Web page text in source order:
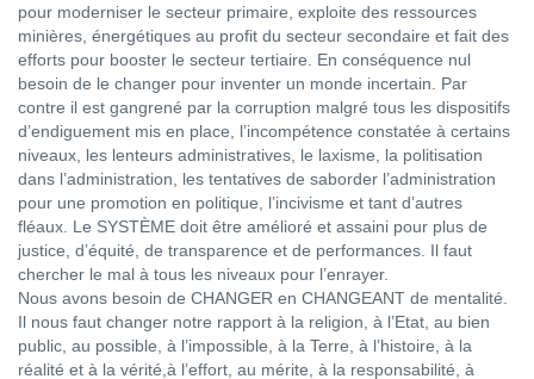
pour moderniser le secteur primaire, exploite des ressources
minières, énergétiques au profit du secteur secondaire et fait des
efforts pour booster le secteur tertiaire. En conséquence nul
besoin de le changer pour inventer un monde incertain. Par
contre il est gangrené par la corruption malgré tous les dispositifs
d’endiguement mis en place, l’incompétence constatée à certains
niveaux, les lenteurs administratives, le laxisme, la politisation
dans l’administration, les tentatives de saborder l’administration
pour une promotion en politique, l’incivisme et tant d’autres
fléaux. Le SYSTÈME doit être amélioré et assaini pour plus de
justice, d’équité, de transparence et de performances. Il faut
chercher le mal à tous les niveaux pour l’enrayer.
Nous avons besoin de CHANGER en CHANGEANT de mentalité.
Il nous faut changer notre rapport à la religion, à l’Etat, au bien
public, au possible, à l’impossible, à la Terre, à l’histoire, à la
réalité et à la vérité,à l’effort, au mérite, à la responsabilité, à